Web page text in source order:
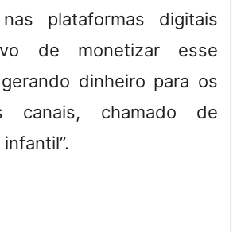
plataformas digitais
de monetizar esse
dinheiro para os
canais, chamado de